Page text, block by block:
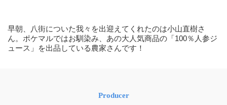
早朝、八街についた我々を出迎えてくれたのは小山直樹さ
ん。ポケマルではお馴染み、あの大人気商品の「100％人参ジ
ュース」を出品している農家さんです！
Producer